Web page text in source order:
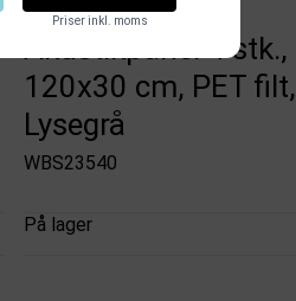
Akustikpanel 4 stk.,
120x30 cm, PET filt,
Lysegrå
WBS23540
På lager
Priser inkl. moms